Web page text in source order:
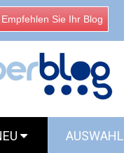
Empfehlen Sie Ihr Blog
AUSWAHL